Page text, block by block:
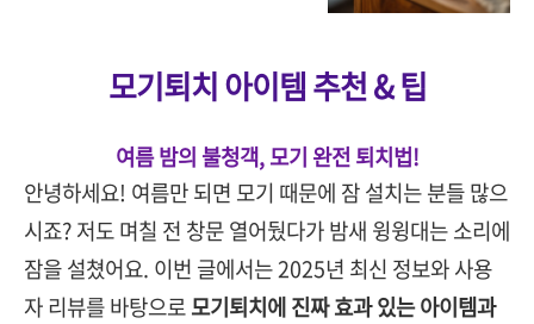
모기퇴치 아이템 추천 & 팁
여름 밤의 불청객, 모기 완전 퇴치법!
안녕하세요! 여름만 되면 모기 때문에 잠 설치는 분들 많으
시죠? 저도 며칠 전 창문 열어뒀다가 밤새 윙윙대는 소리에
잠을 설쳤어요. 이번 글에서는 2025년 최신 정보와 사용
자 리뷰를 바탕으로모기퇴치에 진짜 효과 있는 아이템과